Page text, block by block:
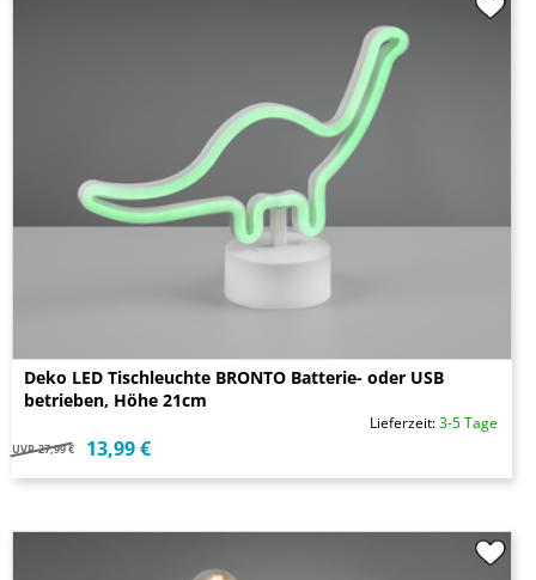
Deko LED Tischleuchte BRONTO Batterie- oder USB
betrieben, Höhe 21cm
Lieferzeit:3-5 Tage
UVP 27,99 € 13,99 €